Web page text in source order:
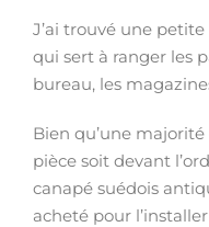
J’ai trouvé une
qui sert à ranger les
bureau, les
Bien qu’une
pièce soit devant
canapé suédois
acheté pour